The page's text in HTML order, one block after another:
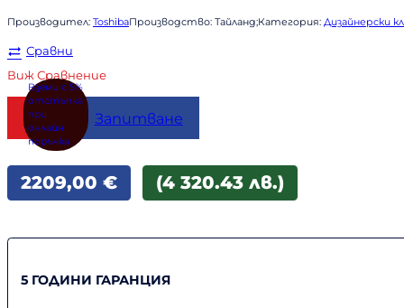
Производител: ToshibaПроизводство: Тайланд;Категория: Дизайнерски
Сравни
Виж Сравнение
Купи Запитване
2209,00 € (4 320.43 лв.)
5 ГОДИНИ ГАРАНЦИЯ